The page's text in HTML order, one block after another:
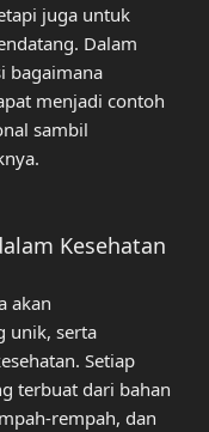
juga untuk
Dalam
bagaimana
menjadi contoh
sambil
Kesehatan
akan
unik, serta
Setiap
terbuat dari bahan
rempah, dan